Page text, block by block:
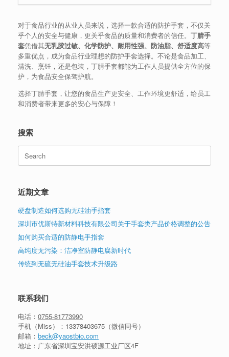
对于食品行业的从业人员来说，选择一款合适的防护手套，不仅关
乎个人的安全与健康，更关乎食品的质量和消费者的信任。 丁腈手
套凭借其无乳胶过敏、化学防护、耐用性强、防油脂、舒适度高等
多重优点，成为食品行业理想的防护手套选择。不论是食品加工、
清洗、烹饪，还是包装，丁腈手套都能为工作人员提供全方位的保
护，为食品安全保驾护航。
选择丁腈手套，让您的食品生产更安全、工作环境更舒适，给员工
和消费者带来更多的安心与保障！
搜索
Search
for:
近期文章
硬盘制造如何选购无硅油手指套
深圳市优斯特新材料科技有限公司关于手套类产品价格调整的公告
如何购买合适的防静电手指套
高纯度无污染：洁净室防静电腐新时代
传统到无硫无硅油手套技术升级路
联系我们
电话： 0755-81773990
手机（Miss）： 13378403675 （微信同号）
邮箱： beck@yaostbio.com
地址：广东省深圳宝安洪硕源工业厂区4F